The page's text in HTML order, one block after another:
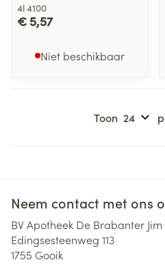
4l 4100
€ 5,57
Niet beschikbaar
Toon
Neem contact met ons
BV Apotheek De Brabanter Jim
Edingsesteenweg 113
1755 Gooik